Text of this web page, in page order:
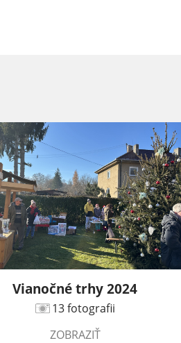
Vianočné trhy 2024
13 fotografii
ZOBRAZIŤ